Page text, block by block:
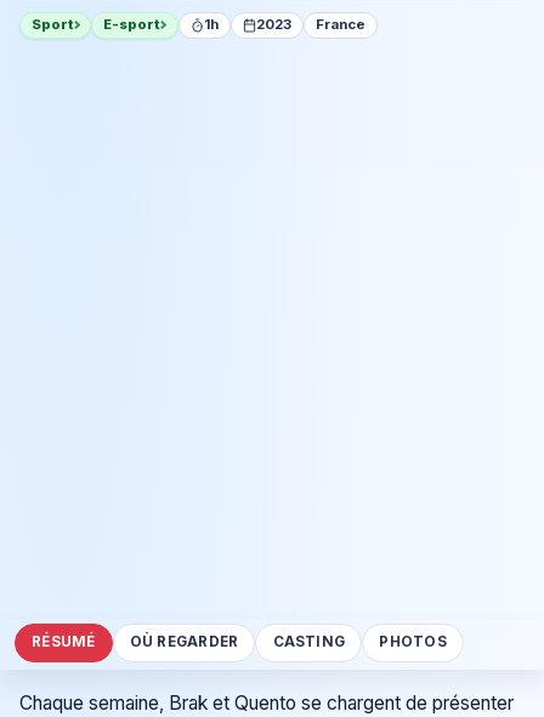
Sport E-sport 1h 2023 France
RÉSUMÉ OÙ REGARDER CASTING PHOTOS
Chaque semaine, Brak et Quento se chargent de présenter